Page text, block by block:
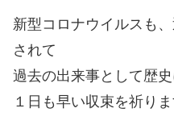
新型コロナウイルスも
されて
過去の出来事として歴
１日も早い収束を祈りま